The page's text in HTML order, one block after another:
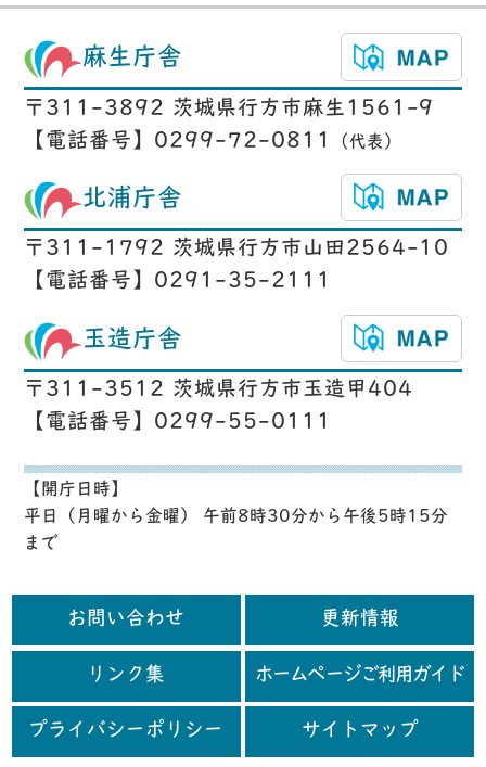
麻生庁舎
〒311-3892 茨城県行方市麻生1561-9
【電話番号】0299-72-0811
（代表）
北浦庁舎
〒311-1792 茨城県行方市山田2564-10
【電話番号】0291-35-2111
玉造庁舎
〒311-3512 茨城県行方市玉造甲404
【電話番号】0299-55-0111
【開庁日時】
平日（月曜から金曜） 午前8時30分から午後5時15分
まで
お問い合わせ 更新情報
リンク集 ホームページご利用ガイド
プライバシーポリシー サイトマップ